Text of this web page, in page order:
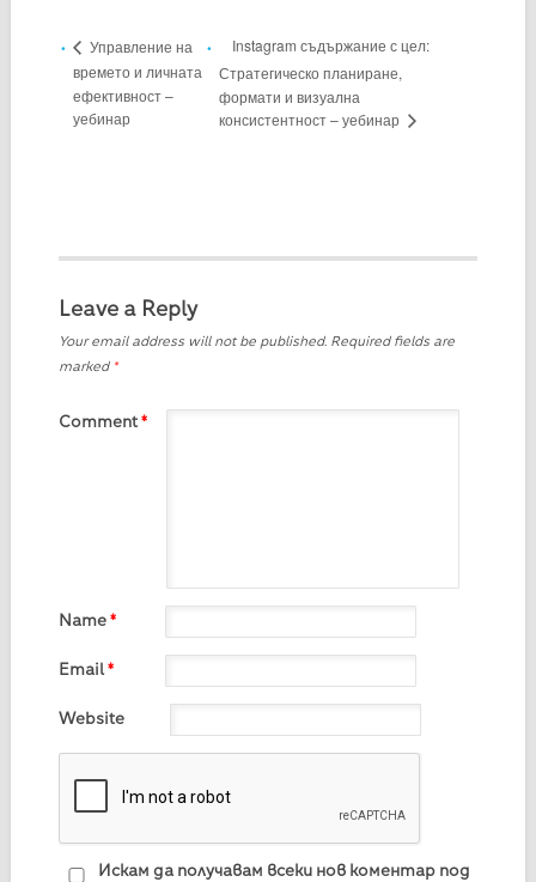
Управление на
времето и личната
ефективност –
уебинар
Instagram съдържание с цел:
Стратегическо планиране,
формати и визуална
консистентност – уебинар
Leave a Reply
Your email address will not be published. Required fields are
marked *
Comment*
Name*
Email*
Website
Искам да получавам всеки нов коментар под